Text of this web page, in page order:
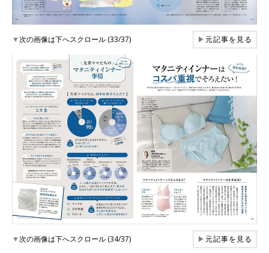
▼次の画像は下へスクロール (33/37) ▶元記事を見る
▼次の画像は下へスクロール (34/37) ▶元記事を見る